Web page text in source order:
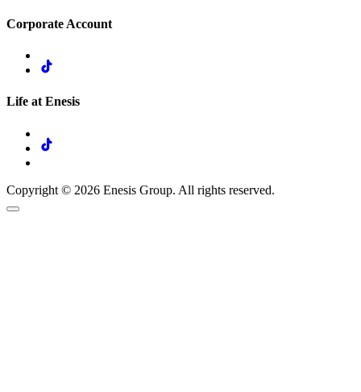
Corporate Account
Life at Enesis
Copyright © 2026 Enesis Group. All rights reserved.